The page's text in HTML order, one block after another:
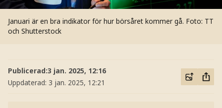
Januari är en bra indikator för hur börsåret kommer gå. Foto: TT
och Shutterstock
Publicerad:3 jan. 2025, 12:16
Uppdaterad: 3 jan. 2025, 12:21